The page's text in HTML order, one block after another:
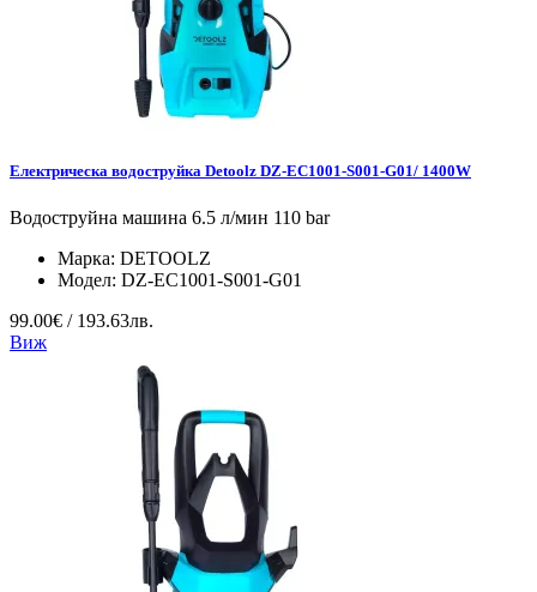
Електрическа водоструйка Detoolz DZ-EC1001-S001-G01/ 1400W
Водоструйна машина 6.5 л/мин 110 bar
Марка: DETOOLZ
Модел: DZ-EC1001-S001-G01
99.00€ / 193.63лв.
Виж